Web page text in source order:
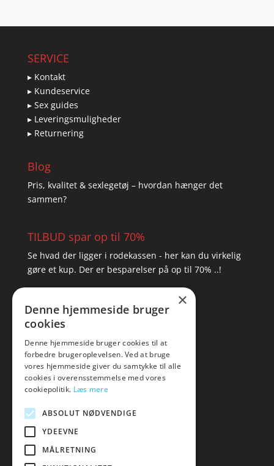
SERVICE
▸ Kontakt
▸ Kundeservice
▸ Sex guides
▸ Leveringsmuligheder
▸ Returnering
Blog
Pris, kvalitet & sexlegetøj – hvordan hænger det
sammen?
TILBUD spar op til 70%
Se hvad der ligger i rodekassen - her kan du virkelig
gøre et kup. Der er besparelser på op til 70% ..!
Tlf: 7876 8672
Mail: hej@amare.dk
×
Denne hjemmeside bruger
cookies
Denne hjemmeside bruger cookies til at
forbedre brugeroplevelsen. Ved at bruge
vores hjemmeside giver du samtykke til alle
cookies i overensstemmelse med vores
cookiepolitik. Læs mere
ABSOLUT NØDVENDIGE
YDEEVNE
MÅLRETNING